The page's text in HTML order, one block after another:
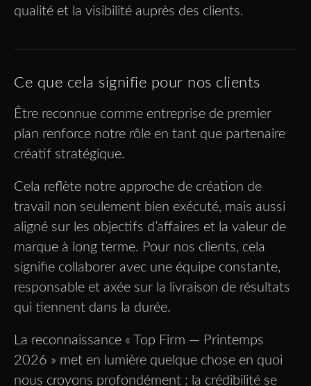
qualité et la visibilité auprès des clients.
Ce que cela signifie pour nos clients
Être reconnue comme entreprise de premier
plan renforce notre rôle en tant que partenaire
créatif stratégique.
Cela reflète notre approche de création de
travail non seulement bien exécuté, mais aussi
aligné sur les objectifs d’affaires et la valeur de
marque à long terme. Pour nos clients, cela
signifie collaborer avec une équipe constante,
responsable et axée sur la livraison de résultats
qui tiennent dans la durée.
La reconnaissance « Top Firm — Printemps
2026 » met en lumière quelque chose en quoi
nous croyons profondément : la crédibilité se